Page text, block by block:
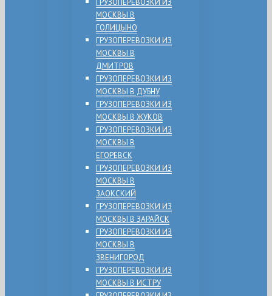
ГРУЗОПЕРЕВОЗКИ ИЗ
МОСКВЫ В
ГОЛИЦЫНО
ГРУЗОПЕРЕВОЗКИ ИЗ
МОСКВЫ В
ДМИТРОВ
ГРУЗОПЕРЕВОЗКИ ИЗ
МОСКВЫ В ДУБНУ
ГРУЗОПЕРЕВОЗКИ ИЗ
МОСКВЫ В ЖУКОВ
ГРУЗОПЕРЕВОЗКИ ИЗ
МОСКВЫ В
ЕГОРЕВСК
ГРУЗОПЕРЕВОЗКИ ИЗ
МОСКВЫ В
ЗАОКСКИЙ
ГРУЗОПЕРЕВОЗКИ ИЗ
МОСКВЫ В ЗАРАЙСК
ГРУЗОПЕРЕВОЗКИ ИЗ
МОСКВЫ В
ЗВЕНИГОРОД
ГРУЗОПЕРЕВОЗКИ ИЗ
МОСКВЫ В ИСТРУ